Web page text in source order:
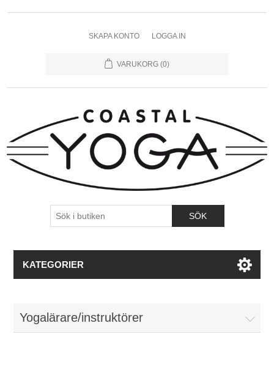
SKAPA KONTO LOGGA IN
VARUKORG (0)
KATEGORIER
Yogalärare/instruktörer